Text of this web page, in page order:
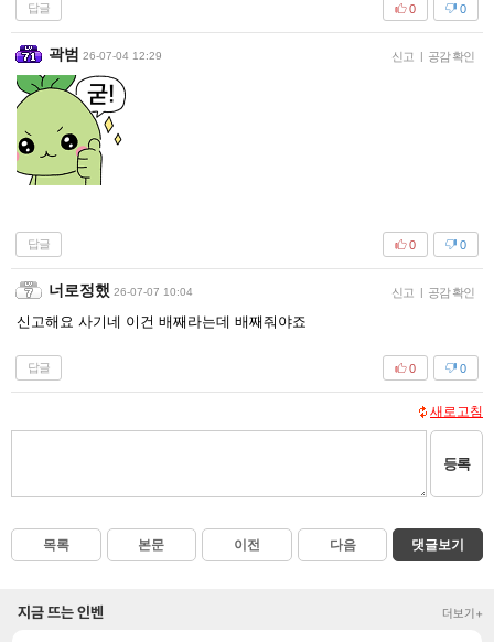
답글 0
0
곽범 26-07-04 12:29 신고 | 공감 확인
답글 0
0
너로정했 26-07-07 10:04 신고 | 공감 확인
신고해요 사기네 이건 배째라는데 배째줘야죠
답글 0
0
새로고침
등록
목록 본문 이전 다음 댓글보기
지금 뜨는 인벤 더보기+